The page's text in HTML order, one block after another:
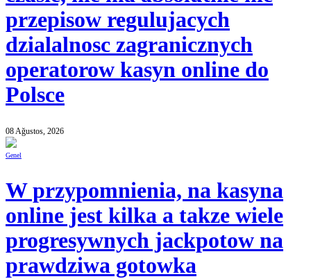
przepisow regulujacych
dzialalnosc zagranicznych
operatorow kasyn online do
Polsce
08 Ağustos, 2026
Genel
W przypomnienia, na kasyna
online jest kilka a takze wiele
progresywnych jackpotow na
prawdziwa gotowka